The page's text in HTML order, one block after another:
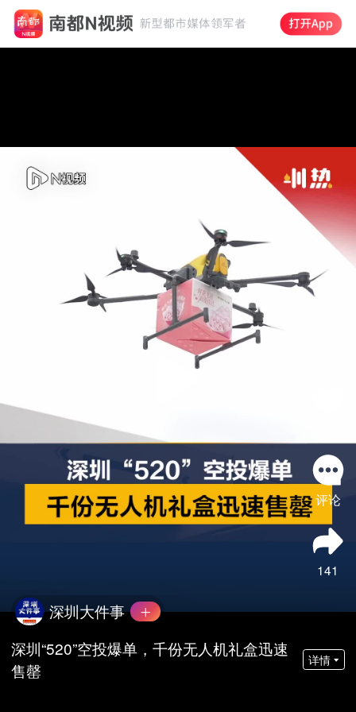
评论
141
深圳大件事
深圳“520”空投爆单，千份无人机礼盒迅速
售罄
详情